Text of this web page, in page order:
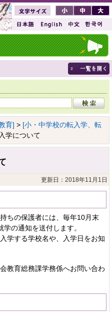
育] > [小・中学校の転入学、転
学について
更新日：2018年11月1日
ちの保護者には、毎年10月末
の通知を送付します。
学する学校名や、入学日をお知
教育総務課学務係へお問い合わ